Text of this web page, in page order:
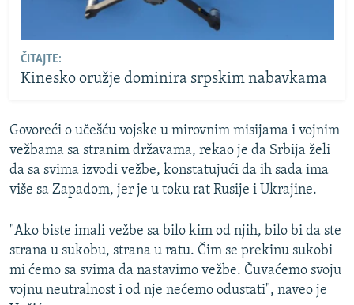
ČITAJTE:
Kinesko oružje dominira srpskim nabavkama
Govoreći o učešću vojske u mirovnim misijama i vojnim
vežbama sa stranim državama, rekao je da Srbija želi
da sa svima izvodi vežbe, konstatujući da ih sada ima
više sa Zapadom, jer je u toku rat Rusije i Ukrajine.
"Ako biste imali vežbe sa bilo kim od njih, bilo bi da ste
strana u sukobu, strana u ratu. Čim se prekinu sukobi
mi ćemo sa svima da nastavimo vežbe. Čuvaćemo svoju
vojnu neutralnost i od nje nećemo odustati", naveo je